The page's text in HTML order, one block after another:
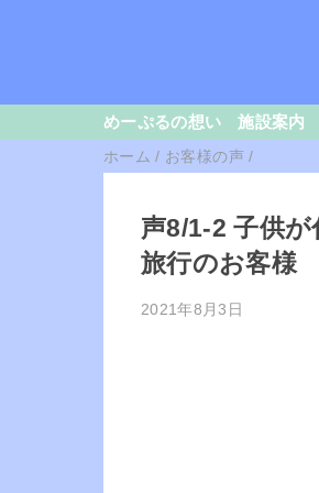
めーぷるの想い 施設案内
ホーム / お客様の声 /
声8/1-2 子供
旅行のお客様
2021年8月3日